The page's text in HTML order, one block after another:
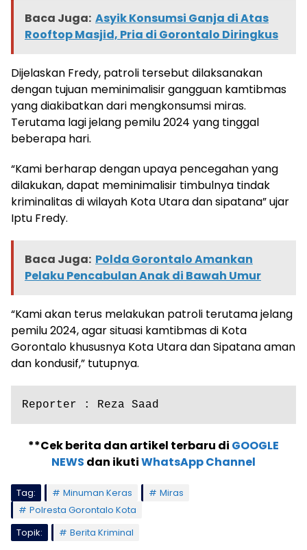
Baca Juga: Asyik Konsumsi Ganja di Atas
Rooftop Masjid, Pria di Gorontalo Diringkus
Dijelaskan Fredy, patroli tersebut dilaksanakan
dengan tujuan meminimalisir gangguan kamtibmas
yang diakibatkan dari mengkonsumsi miras.
Terutama lagi jelang pemilu 2024 yang tinggal
beberapa hari.
“Kami berharap dengan upaya pencegahan yang
dilakukan, dapat meminimalisir timbulnya tindak
kriminalitas di wilayah Kota Utara dan sipatana” ujar
Iptu Fredy.
Baca Juga: Polda Gorontalo Amankan
Pelaku Pencabulan Anak di Bawah Umur
“Kami akan terus melakukan patroli terutama jelang
pemilu 2024, agar situasi kamtibmas di Kota
Gorontalo khususnya Kota Utara dan Sipatana aman
dan kondusif,” tutupnya.
Reporter : Reza Saad
**Cek berita dan artikel terbaru di GOOGLE
NEWS dan ikutiWhatsApp Channel
Tag: Minuman Keras
Miras
Polresta Gorontalo Kota
Topik:
Berita Kriminal